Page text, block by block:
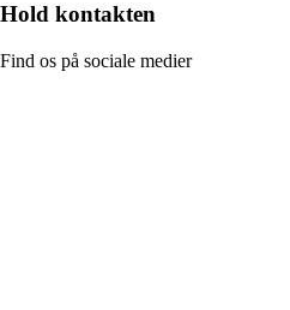
Hold kontakten
Find os på sociale medier